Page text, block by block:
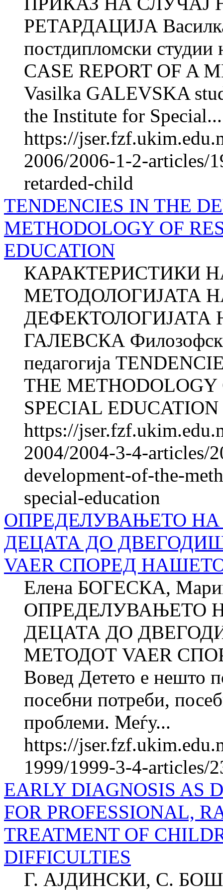
РЕТАРДАЦИЈА
постдипломски студии
CASE REPORT OF A
Vasilka GALEVSKA
the Institute for Special...
https://
2006/2006-1-2-articles/
retarded-child
TENDENCIES IN THE
METHODOLOGY OF
EDUCATION
КАРАКТЕРИСТИКИ
МЕТОДОЛОГИЈАТА
ДЕФЕКТОЛОГИЈАТА
ГАЛЕВСКА
педагогија
THE METHODOLOGY
SPECIAL EDUCATION
https://
2004/2004-3-4-articles/
development-of-the-
special-education
ОПРЕДЕЛУВАЊЕТО НА
ДЕЦАТА ДО
VAER СПОРЕД
Елена БОГЕСКА,
ОПРЕДЕЛУВАЊЕТО
ДЕЦАТА ДО
МЕТОДОТ VAER
Вовед Детето е нешто
посебни потреби,
проблеми. Меѓу...
https://
1999/1999-3-4-articles/
EARLY DIAGNOSIS AS
FOR PROFESSIONAL,
TREATMENT OF
DIFFICULTIES
Г. АЈДИНСКИ, С.